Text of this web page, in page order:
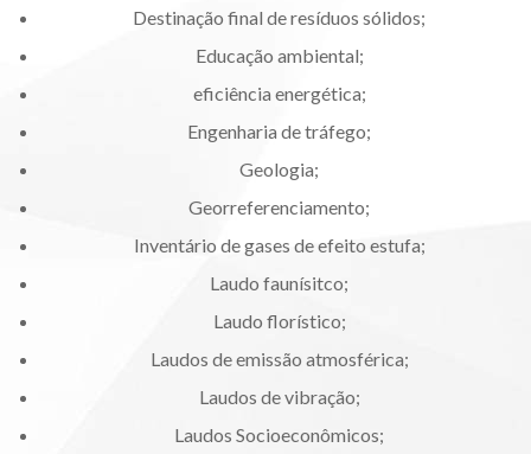
Destinação final de resíduos sólidos;
Educação ambiental;
eficiência energética;
Engenharia de tráfego;
Geologia;
Georreferenciamento;
Inventário de gases de efeito estufa;
Laudo faunísitco;
Laudo florístico;
Laudos de emissão atmosférica;
Laudos de vibração;
Laudos Socioeconômicos;